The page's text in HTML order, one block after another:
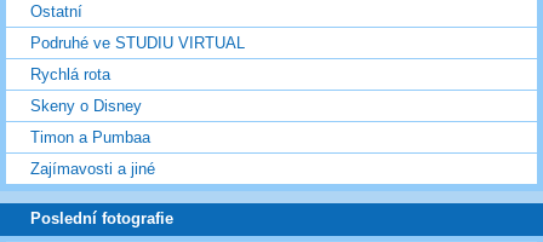
Ostatní
Podruhé ve STUDIU VIRTUAL
Rychlá rota
Skeny o Disney
Timon a Pumbaa
Zajímavosti a jiné
Poslední fotografie